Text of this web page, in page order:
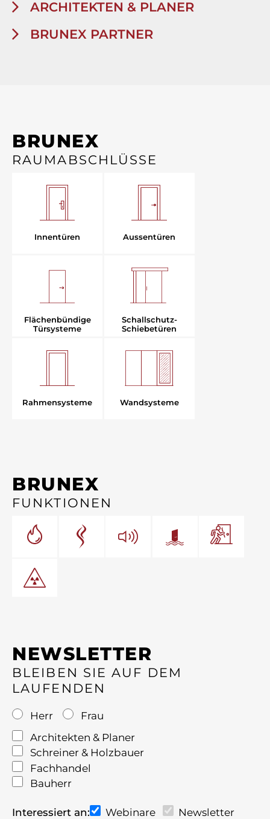
ARCHITEKTEN & PLANER
BRUNEX PARTNER
BRUNEX
RAUMABSCHLÜSSE
Innentüren Aussentüren
Flächenbündige
Türsysteme
Schallschutz-
Schiebetüren
Rahmensysteme Wandsysteme
BRUNEX
FUNKTIONEN
NEWSLETTER
BLEIBEN SIE AUF DEM
LAUFENDEN
Herr
Frau
Architekten & Planer
Schreiner & Holzbauer
Fachhandel
Bauherr
Interessiert an: Webinare Newsletter